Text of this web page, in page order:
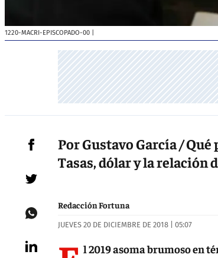
1220-MACRI-EPISCOPADO-00
Por Gustavo García /
Tasas, dólar y la relación
Redacción Fortuna
JUEVES 20 DE DICIEMBRE DE 2018 | 05:07
l 2019 asoma brumoso en